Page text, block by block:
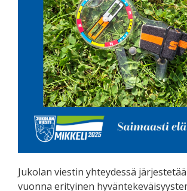
Jukolan viestin yhteydessä
vuonna erityinen